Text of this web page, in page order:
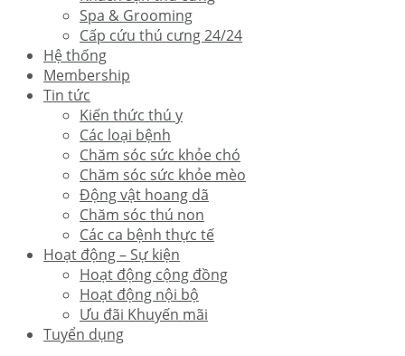
Spa & Grooming
Cấp cứu thú cưng 24/24
Hệ thống
Membership
Tin tức
Kiến thức thú y
Các loại bệnh
Chăm sóc sức khỏe chó
Chăm sóc sức khỏe mèo
Động vật hoang dã
Chăm sóc thú non
Các ca bệnh thực tế
Hoạt động – Sự kiện
Hoạt động cộng đồng
Hoạt động nội bộ
Ưu đãi Khuyến mãi
Tuyển dụng